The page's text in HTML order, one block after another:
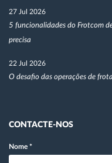
27 Jul 2026
5 funcionalidades do Frotcom
precisa
22 Jul 2026
O desafio das operações de
CONTACTE-NOS
Nome *